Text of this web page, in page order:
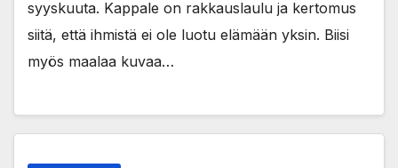
syyskuuta. Kappale on rakkauslaulu ja kertomus
siitä, että ihmistä ei ole luotu elämään yksin. Biisi
myös maalaa kuvaa…